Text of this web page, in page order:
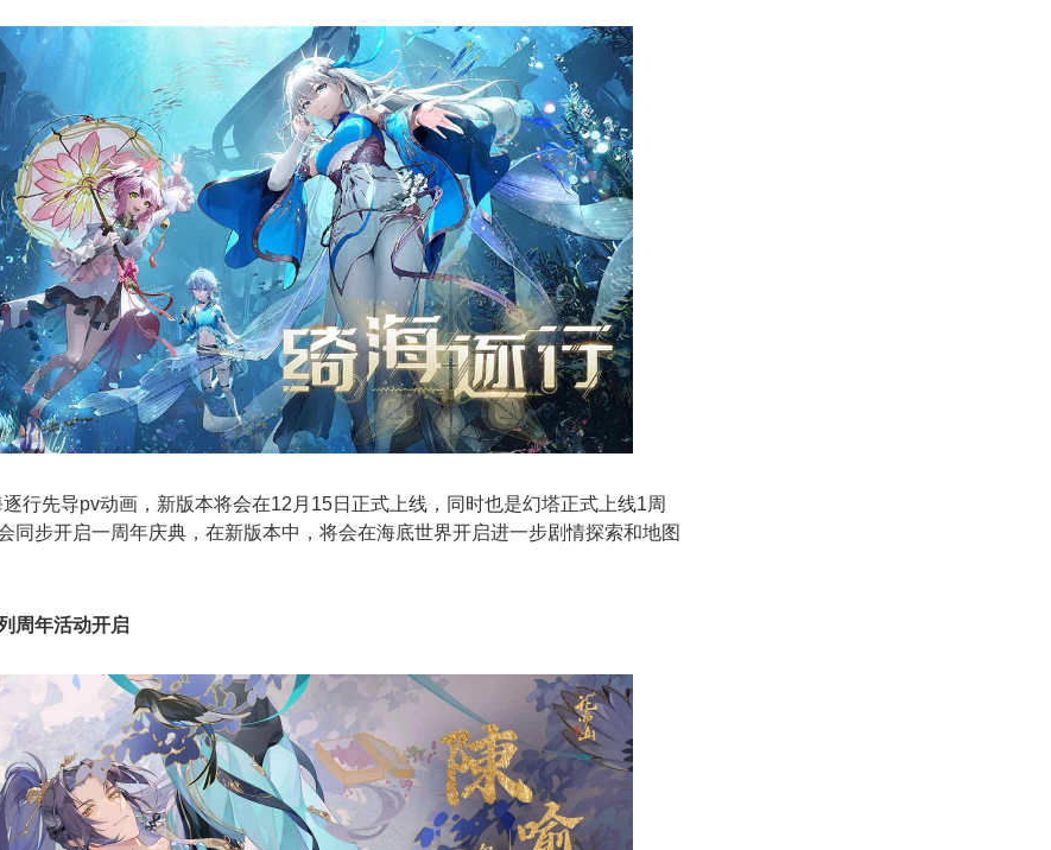
行先导pv动画，新版本将会在12月15日正式上线，同时也是幻塔正式上线1周
同步开启一周年庆典，在新版本中，将会在海底世界开启进一步剧情探索和地图
周年活动开启